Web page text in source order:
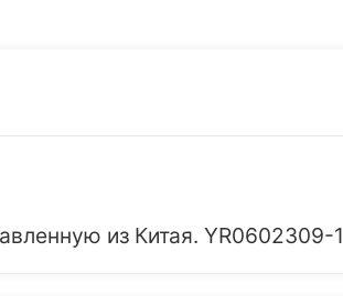
из Китая. YR0602309-1